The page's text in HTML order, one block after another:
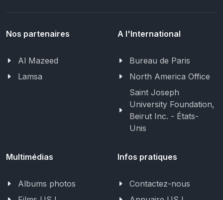
Nos partenaires
Al Mazeed
Lamsa
A l'International
Bureau de Paris
North America Office
Saint Joseph
University Foundation,
Beirut Inc. - États-
Unis
Multimédias
Albums photos
Infos pratiques
Contactez-nous